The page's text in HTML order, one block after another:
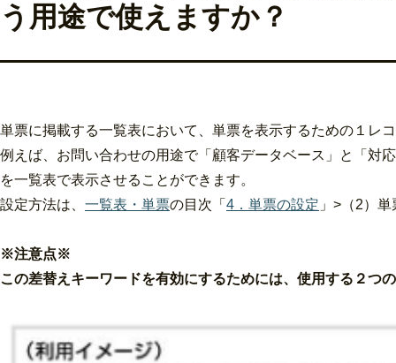
う用途で使えますか？
単票に掲載する一覧表において、単票を表示するための１レ
例えば、お問い合わせの用途で「顧客データベース」と「対
を一覧表で表示させることができます。
設定方法は、 一覧表・単票の目次「 4．単票の設定 」>（2）
※注意点※
この差替えキーワードを有効にするためには、使用する２つ